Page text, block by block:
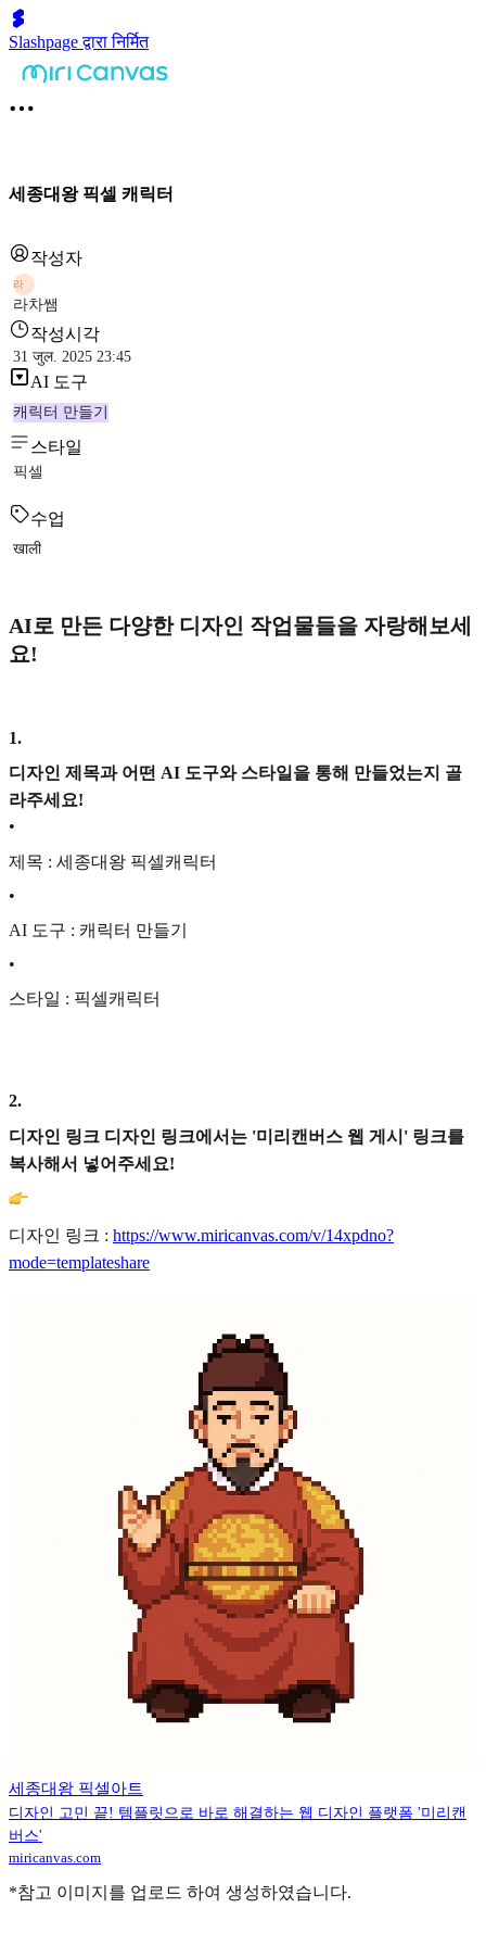
Slashpage द्वारा निर्मित
세종대왕 픽셀 캐릭터
작성자
라
라차쌤
작성시각
31 जुल. 2025 23:45
AI 도구
캐릭터 만들기
스타일
픽셀
수업
खाली
AI로 만든 다양한 디자인 작업물들을 자랑해보세
요!
1.
디자인 제목과 어떤 AI 도구와 스타일을 통해 만들었는지 골
라주세요!
•
제목 : 세종대왕 픽셀캐릭터
•
AI 도구 : 캐릭터 만들기
•
스타일 : 픽셀캐릭터
2.
디자인 링크 디자인 링크에서는 '미리캔버스 웹 게시' 링크를
복사해서 넣어주세요!
디자인 링크 : https://www.miricanvas.com/v/14xpdno?
mode=templateshare
세종대왕 픽셀아트
디자인 고민 끝! 템플릿으로 바로 해결하는 웹 디자인 플랫폼 '미리캔
버스'
miricanvas.com
*참고 이미지를 업로드 하여 생성하였습니다.